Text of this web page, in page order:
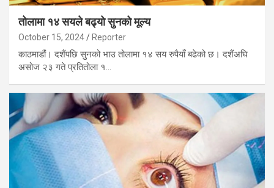
तोलामा १४ सयले बढ्यो सुनको मूल्य
October 15, 2024 Reporter
काठमाडौं। दशैंपछि सुनको भाउ तोलामा १४ सय रुपैयाँ बढेको छ। दशैंअघि
असोज २३ गते प्रतितोला १…